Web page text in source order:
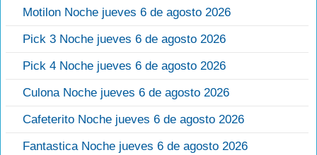
Motilon Noche jueves 6 de agosto 2026
Pick 3 Noche jueves 6 de agosto 2026
Pick 4 Noche jueves 6 de agosto 2026
Culona Noche jueves 6 de agosto 2026
Cafeterito Noche jueves 6 de agosto 2026
Fantastica Noche jueves 6 de agosto 2026